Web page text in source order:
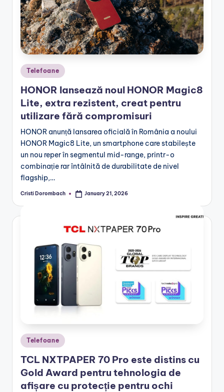
Posted
in
Telefoane
HONOR lansează noul HONOR Magic8
Lite, extra rezistent, creat pentru
utilizare fără compromisuri
HONOR anunță lansarea oficială în România a noului
HONOR Magic8 Lite, un smartphone care stabilește
un nou reper în segmentul mid-range, printr-o
combinație rar întâlnită de durabilitate de nivel
flagship,…
Posted
Cristi Dorombach January 21, 2026
Posted
in
Telefoane
TCL NXTPAPER 70 Pro este distins cu
Gold Award pentru tehnologia de
afișare cu protecție pentru ochi